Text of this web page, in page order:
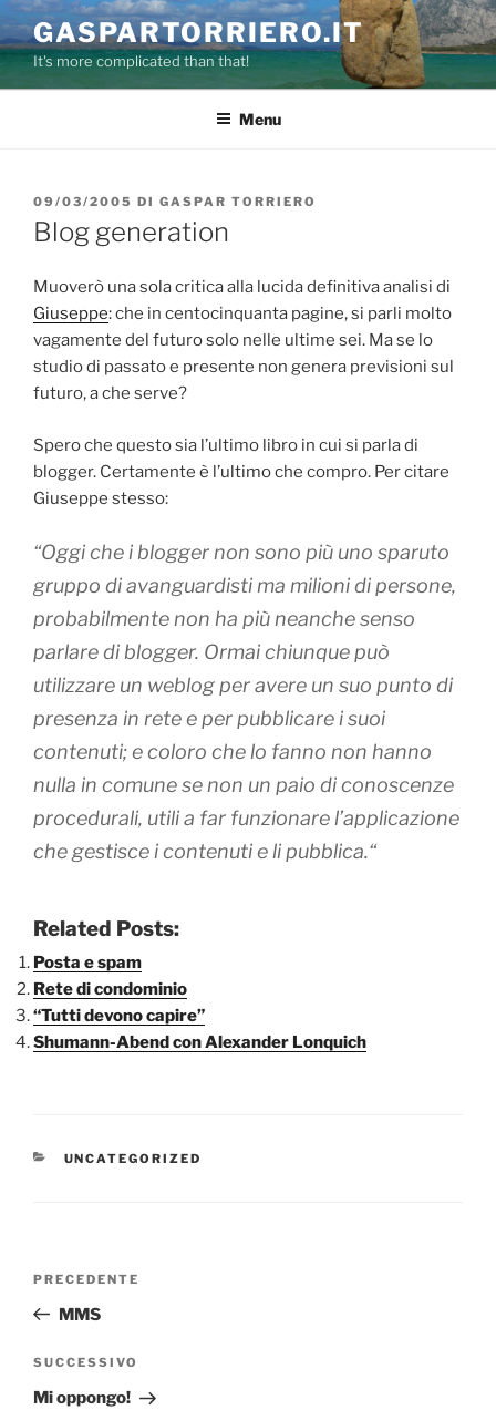
Salta
al
contenuto
GASPARTORRIERO.IT
It's more complicated than that!
Menu
PUBBLICATO
IL
09/03/2005 DI GASPAR TORRIERO
Blog generation
Muoverò una sola critica alla lucida definitiva analisi di
Giuseppe: che in centocinquanta pagine, si parli molto
vagamente del futuro solo nelle ultime sei. Ma se lo
studio di passato e presente non genera previsioni sul
futuro, a che serve?
Spero che questo sia l’ultimo libro in cui si parla di
blogger. Certamente è l’ultimo che compro. Per citare
Giuseppe stesso:
“Oggi che i blogger non sono più uno sparuto
gruppo di avanguardisti ma milioni di persone,
probabilmente non ha più neanche senso
parlare di blogger. Ormai chiunque può
utilizzare un weblog per avere un suo punto di
presenza in rete e per pubblicare i suoi
contenuti; e coloro che lo fanno non hanno
nulla in comune se non un paio di conoscenze
procedurali, utili a far funzionare l’applicazione
che gestisce i contenuti e li pubblica.“
Related Posts:
Posta e spam
Rete di condominio
“Tutti devono capire”
Shumann-Abend con Alexander Lonquich
CATEGORIE
UNCATEGORIZED
Articolo
precedente:
PRECEDENTE
MMS
Articolo
successivo
SUCCESSIVO
Mi oppongo!